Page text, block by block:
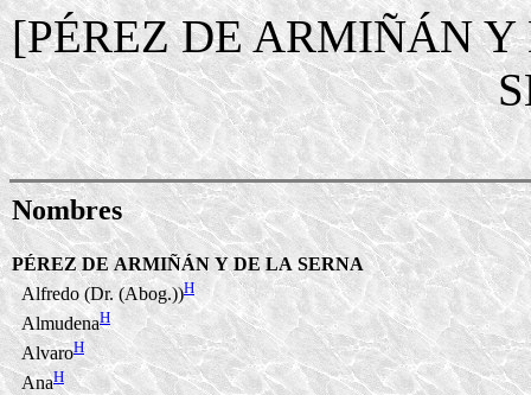
[PÉREZ DE ARMIÑÁN
Nombres
PÉREZ DE ARMIÑÁN Y DE LA SERNA
Alfredo (Dr. (Abog.))H
AlmudenaH
AlvaroH
AnaH